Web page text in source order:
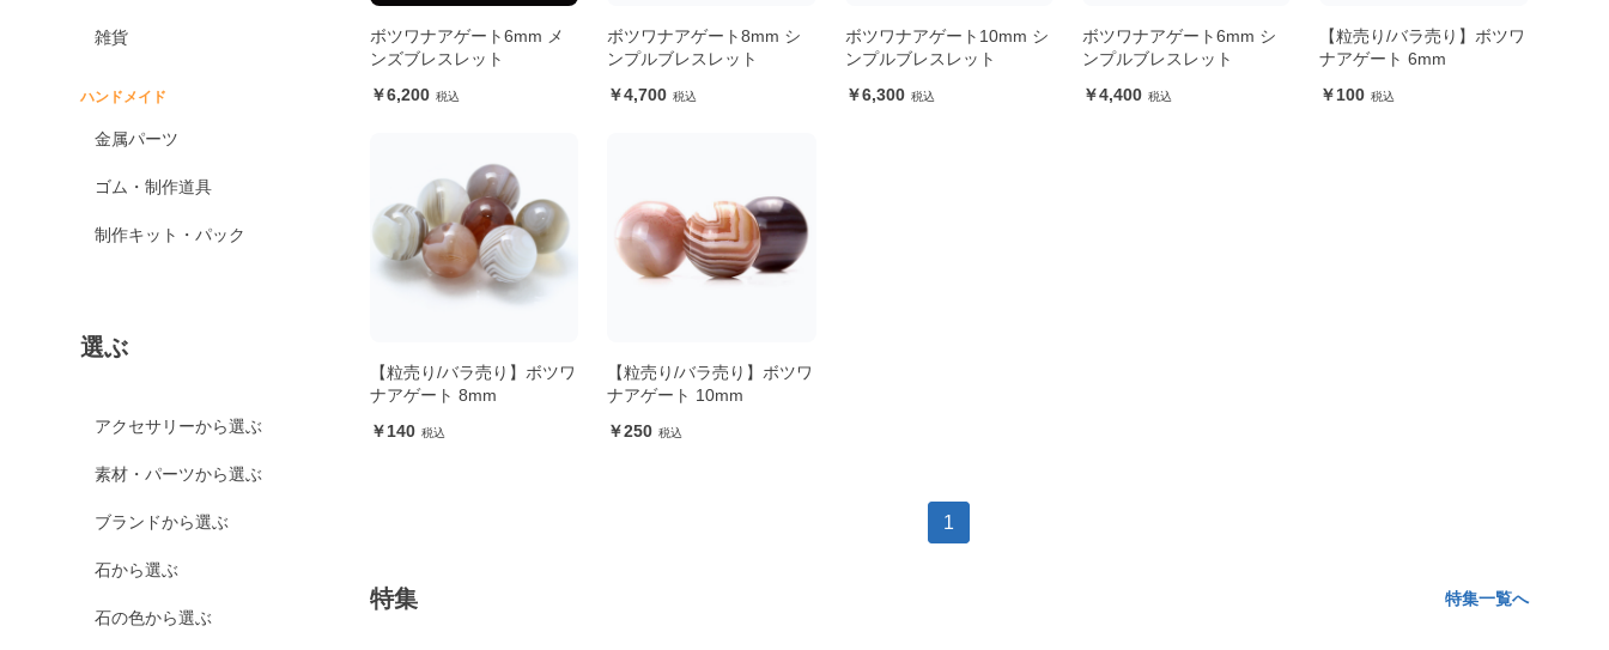
雑貨
ハンドメイド
金属パーツ
ゴム・制作道具
制作キット・パック
選ぶ
アクセサリーから選ぶ
素材・パーツから選ぶ
ブランドから選ぶ
石から選ぶ
石の色から選ぶ
ボツワナアゲート6mm メ
ンズブレスレット
6,200
ボツワナアゲート8mm シ
ンプルブレスレット
4,700
ボツワナアゲート10mm シ
ンプルブレスレット
6,300
ボツワナアゲート6mm シ
ンプルブレスレット
4,400
【粒売り/バラ売り】ボツワ
ナアゲート 6mm
100
【粒売り/バラ売り】ボツワ
ナアゲート 8mm
140
【粒売り/バラ売り】ボツワ
ナアゲート 10mm
250
1
特集 特集一覧へ